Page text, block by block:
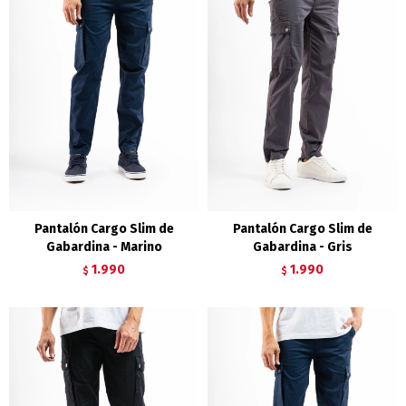
Pantalón Cargo Slim de
Gabardina - Marino
$ 1.990
Pantalón Cargo Slim de
Gabardina - Gris
$ 1.990